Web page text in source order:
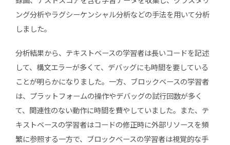
ング分析やラグシーケンシャル分析などの手法を用いて分析
しました。
分析結果から、テキストベースの学習者は長いコードを記述
して、構文エラーが多くて、デバッグにも時間を要している
ことが明らかになりました。一方、ブロックベースの学習者
は、プラットフォームの操作やデバッグの試行回数が多く
て、関連性のない動作に時間を費やしていました。また、テ
キストベースの学習者はコードの修正時に外部リソースを頻
繁に参照する一方で、ブロックベースの学習者は視覚的な手